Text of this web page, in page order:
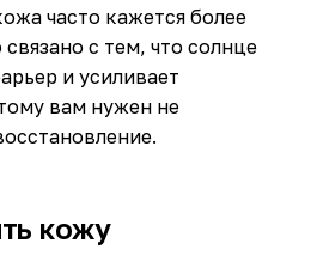
часто кажется более
с тем, что солнце
и усиливает
вам нужен не
кожу